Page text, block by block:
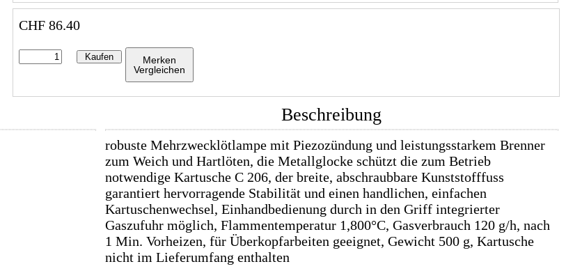
CHF 86.40
Kaufen
Merken
Vergleichen
Beschreibung
robuste Mehrzwecklötlampe mit Piezozündung und leistungsstarkem Brenner
zum Weich und Hartlöten, die Metallglocke schützt die zum Betrieb
notwendige Kartusche C 206, der breite, abschraubbare Kunststofffuss
garantiert hervorragende Stabilität und einen handlichen, einfachen
Kartuschenwechsel, Einhandbedienung durch in den Griff integrierter
Gaszufuhr möglich, Flammentemperatur 1,800°C, Gasverbrauch 120 g/h, nach
1 Min. Vorheizen, für Überkopfarbeiten geeignet, Gewicht 500 g, Kartusche
nicht im Lieferumfang enthalten